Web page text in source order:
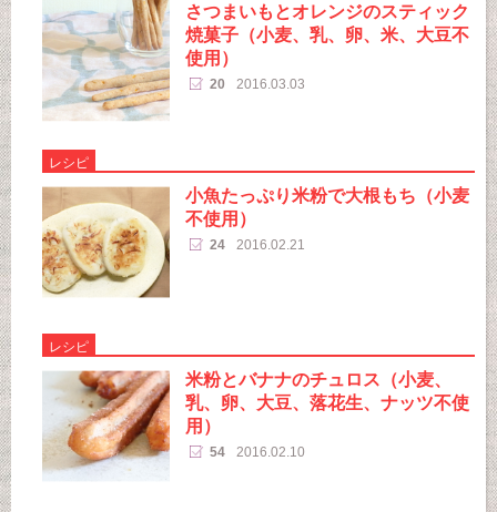
さつまいもとオレンジのスティック
焼菓子（小麦、乳、卵、米、大豆不
使用）
20 2016.03.03
レシピ
小魚たっぷり米粉で大根もち（小麦
不使用）
24 2016.02.21
レシピ
米粉とバナナのチュロス（小麦、
乳、卵、大豆、落花生、ナッツ不使
用）
54 2016.02.10